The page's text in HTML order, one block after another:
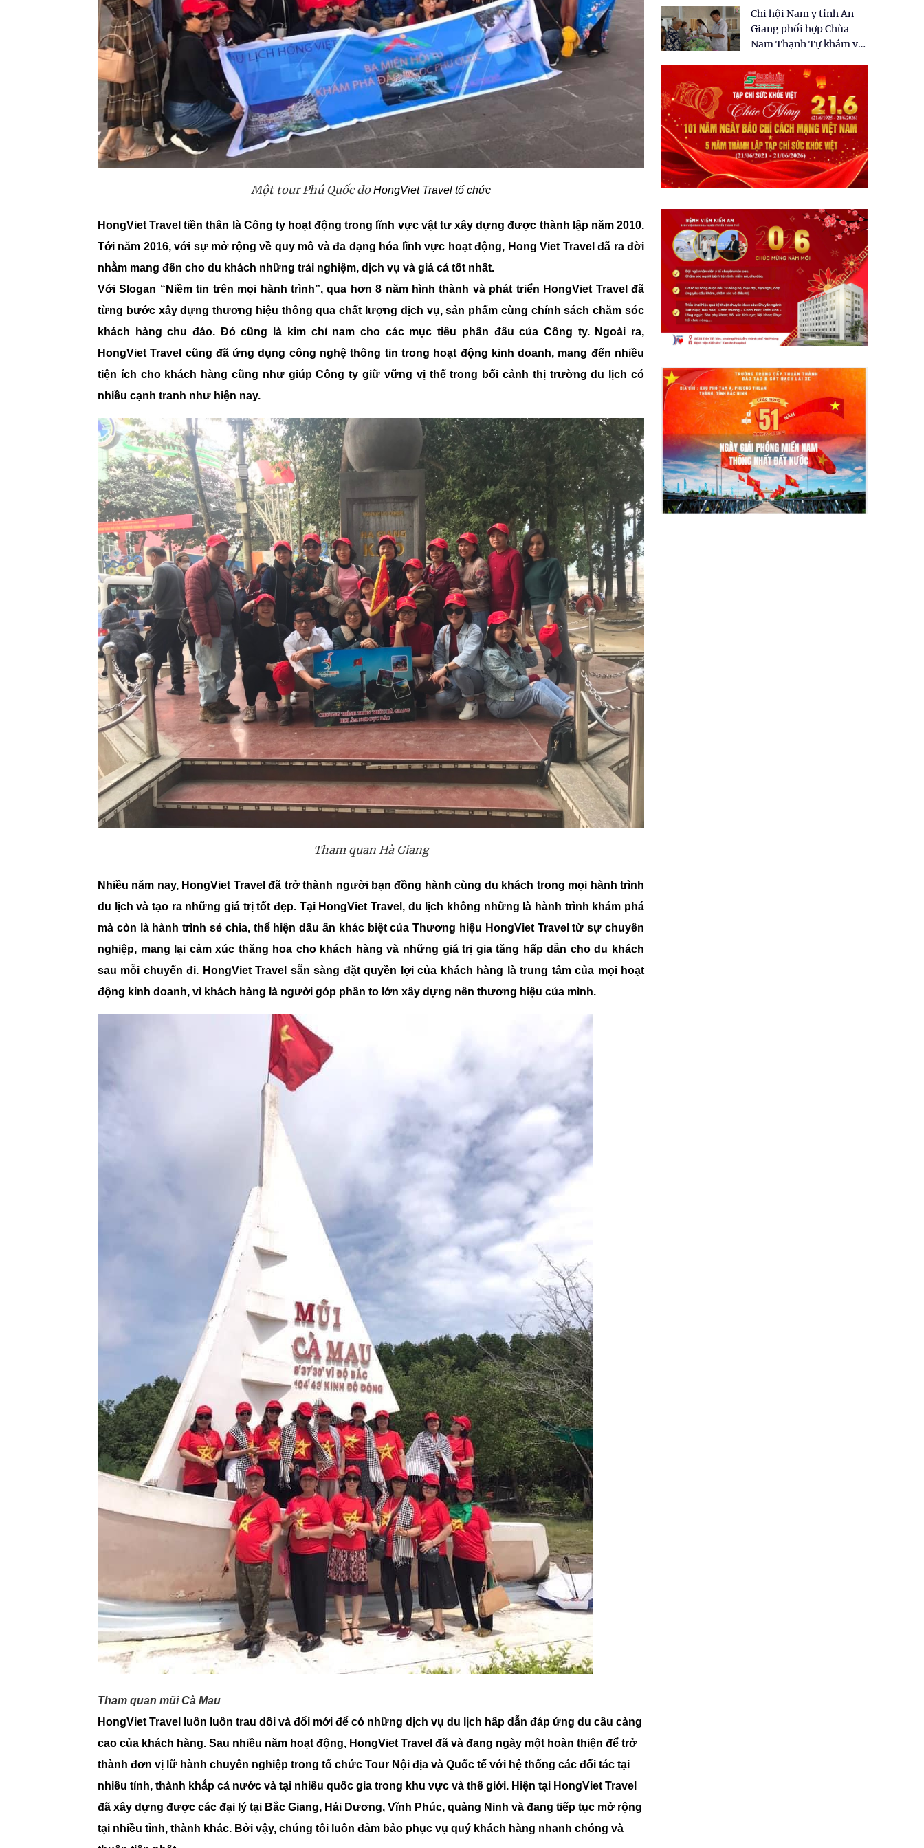
Một tour Phú Quốc doHongViet Travel tổ chức
HongViet Travel tiền thân là Công ty hoạt động trong lĩnh vực vật tư xây dựng được thành lập năm 2010.
Tới năm 2016, với sự mở rộng về quy mô và đa dạng hóa lĩnh vực hoạt động, Hong Viet Travel đã ra đời
nhằm mang đến cho du khách những trải nghiệm, dịch vụ và giá cả tốt nhất.
Với Slogan “Niềm tin trên mọi hành trình”, qua hơn 8 năm hình thành và phát triển HongViet Travel đã
từng bước xây dựng thương hiệu thông qua chất lượng dịch vụ, sản phẩm cùng chính sách chăm sóc
khách hàng chu đáo. Đó cũng là kim chỉ nam cho các mục tiêu phấn đấu của Công ty. Ngoài ra,
HongViet Travel cũng đã ứng dụng công nghệ thông tin trong hoạt động kinh doanh, mang đến nhiều
tiện ích cho khách hàng cũng như giúp Công ty giữ vững vị thế trong bối cảnh thị trường du lịch có
nhiều cạnh tranh như hiện nay.
Tham quan Hà Giang
Nhiều năm nay, HongViet Travel đã trở thành người bạn đồng hành cùng du khách trong mọi hành trình
du lịch và tạo ra những giá trị tốt đẹp. Tại HongViet Travel, du lịch không những là hành trình khám phá
mà còn là hành trình sẻ chia, thể hiện dấu ấn khác biệt của Thương hiệu HongViet Travel từ sự chuyên
nghiệp, mang lại cảm xúc thăng hoa cho khách hàng và những giá trị gia tăng hấp dẫn cho du khách
sau mỗi chuyến đi. HongViet Travel sẵn sàng đặt quyền lợi của khách hàng là trung tâm của mọi hoạt
động kinh doanh, vì khách hàng là người góp phần to lớn xây dựng nên thương hiệu của mình.
Tham quan mũi Cà Mau
HongViet Travel luôn luôn trau dồi và đổi mới để có những dịch vụ du lịch hấp dẫn đáp ứng du cầu càng
cao của khách hàng. Sau nhiều năm hoạt động, HongViet Travel đã và đang ngày một hoàn thiện để trở
thành đơn vị lữ hành chuyên nghiệp trong tổ chức Tour Nội địa và Quốc tế với hệ thống các đối tác tại
nhiều tỉnh, thành khắp cả nước và tại nhiều quốc gia trong khu vực và thế giới. Hiện tại HongViet Travel
đã xây dựng được các đại lý tại Bắc Giang, Hải Dương, Vĩnh Phúc, quảng Ninh và đang tiếp tục mở rộng
tại nhiều tỉnh, thành khác. Bởi vậy, chúng tôi luôn đảm bảo phục vụ quý khách hàng nhanh chóng và
dân tại xã Tân Tập
Chi hội Nam y tỉnh An
Giang phối hợp Chùa
Nam Thạnh Tự khám và
nhân dân